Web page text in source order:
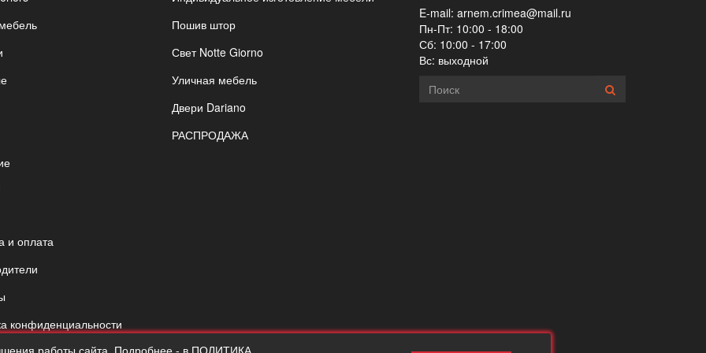
Пошив штор
Свет Notte Giorno
Уличная мебель
Двери Dariano
РАСПРОДАЖА
и оплата
конфиденциальности
E-mail: arnem.crimea@mail.ru
Пн-Пт: 10:00 - 18:00
Сб: 10:00 - 17:00
Вс: выходной
работы сайта. Подробнее - в ПОЛИТИКА